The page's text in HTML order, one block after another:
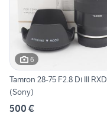
6
Tamron 28-75 F2.8 Di III RXD
(Sony)
500 €